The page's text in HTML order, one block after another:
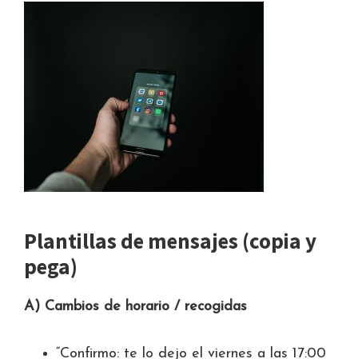
Plantillas de mensajes (copia y
pega)
A) Cambios de horario / recogidas
“Confirmo: te lo dejo el viernes a las 17:00